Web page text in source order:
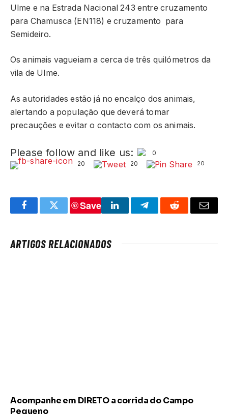
Ulme e na Estrada Nacional 243 entre cruzamento
para Chamusca (EN118) e cruzamento para
Semideiro.
Os animais vagueiam a cerca de três quilómetros da
vila de Ulme.
As autoridades estão já no encalço dos animais,
alertando a população que deverá tomar
precauções e evitar o contacto com os animais.
Please follow and like us:
0
20
20 20
FacebookTwitter
Save
LinkedInTelegramReddit Email
ARTIGOS RELACIONADOS
Acompanhe em DIRETO a corrida do Campo
Pequeno